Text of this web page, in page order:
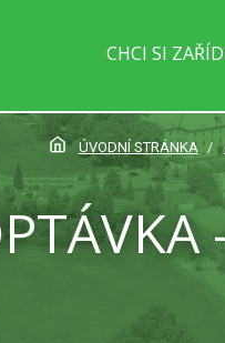
CHCI SI
ÚVODNÍ STRÁNKA